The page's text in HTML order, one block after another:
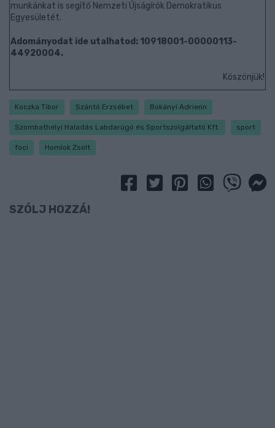
munkánkat is segítő Nemzeti Újságírók Demokratikus
Egyesületét.
Adományodat ide utalhatod: 10918001-00000113-
44920004.
Köszönjük!
Koczka Tibor Szántó Erzsébet Bokányi Adrienn
Szombathelyi Haladás Labdarúgó és Sportszolgáltató Kft. sport
foci Homlok Zsolt
SZÓLJ HOZZÁ!